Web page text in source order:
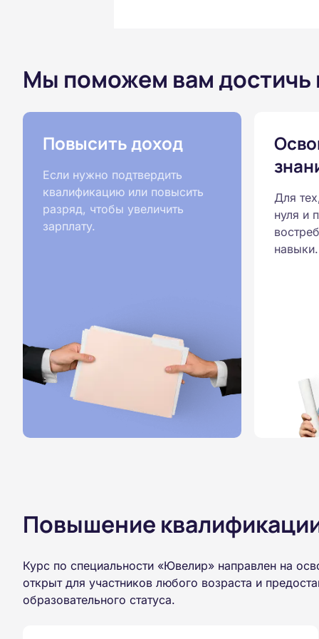
Мы поможем вам достичь
Повысить доход
Если нужно подтвердить
квалификацию или повысить
разряд, чтобы увеличить
зарплату.
Для
нуля и
навыки.
Повышение
Курс по специальности «Ювелир» направлен на
открыт для участников любого возраста и
образовательного статуса.